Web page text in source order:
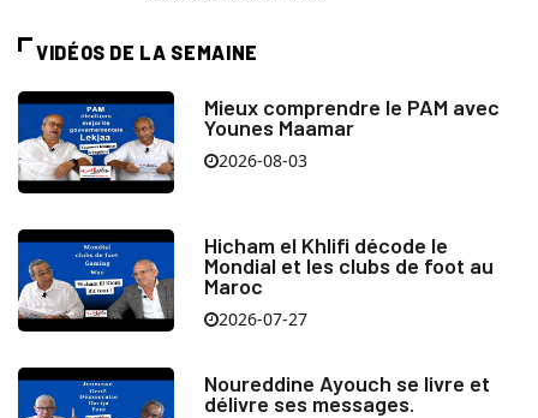
VIDÉOS DE LA SEMAINE
Mieux comprendre le PAM avec
Younes Maamar
2026-08-03
Hicham el Khlifi décode le
Mondial et les clubs de foot au
Maroc
2026-07-27
Noureddine Ayouch se livre et
délivre ses messages.